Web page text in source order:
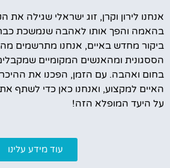
אנחנו לירון וקרן, זוג ישראלי שגילה את
בהאמה והפך אותו לאהבה שנמשכת
ביקור מחדש באיים, אנחנו מתרשמים
הססגונית ומהאנשים המקומיים
בחום ואהבה. עם הזמן, הפכנו את
האיים למקצוע, ואנחנו כאן כדי לשתף
על היעד המופלא הזה!
עוד מידע עלינו